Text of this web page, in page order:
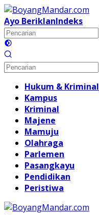
Langsung
ke
konten
Ayo BeriklanIndeks
Hukum & Kriminal
Kampus
Kriminal
Majene
Mamuju
Olahraga
Parlemen
Pasangkayu
Pendidikan
Peristiwa